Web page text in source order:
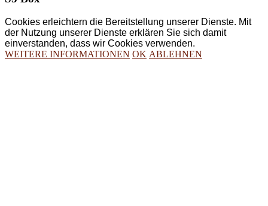
Cookies erleichtern die Bereitstellung unserer Dienste. Mit
der Nutzung unserer Dienste erklären Sie sich damit
einverstanden, dass wir Cookies verwenden.
WEITERE INFORMATIONEN OK ABLEHNEN